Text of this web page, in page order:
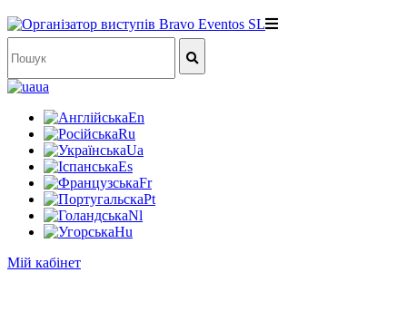
ua
En
Ru
Ua
Es
Fr
Pt
Nl
Hu
Мій кабінет